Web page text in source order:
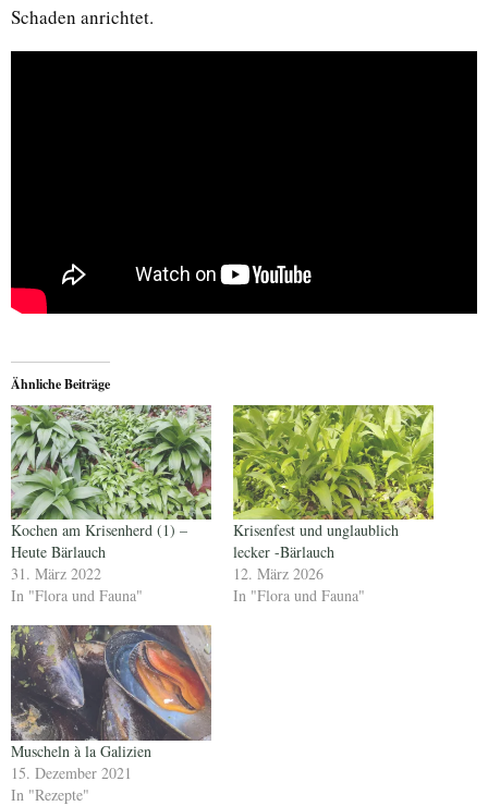
Schaden anrichtet.
Ähnliche Beiträge
Kochen am Krisenherd (1) –
Heute Bärlauch
31. März 2022
In "Flora und Fauna"
Krisenfest und unglaublich
lecker -Bärlauch
12. März 2026
In "Flora und Fauna"
Muscheln à la Galizien
15. Dezember 2021
In "Rezepte"